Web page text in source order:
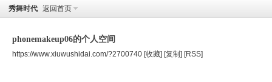
秀舞时代 返回首页
phonemakeup06的个人空间
https://www.xiuwushidai.com/?2700740 [收藏] [复制] [RSS]